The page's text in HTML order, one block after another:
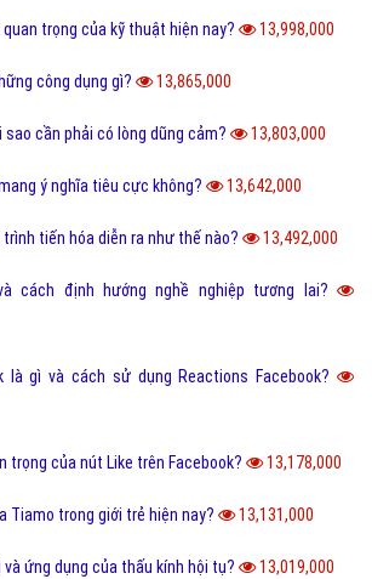
trọng của kỹ thuật hiện nay? 13,998,000
công dụng gì? 13,865,000
sao cần phải có lòng dũng cảm? 13,803,000
ý nghĩa tiêu cực không? 13,642,000
trình tiến hóa diễn ra như thế nào? 13,492,000
cách định hướng nghề nghiệp tương lai?
là gì và cách sử dụng Reactions Facebook?
trọng của nút Like trên Facebook? 13,178,000
Tiamo trong giới trẻ hiện nay? 13,131,000
ứng dụng của thấu kính hội tụ? 13,019,000